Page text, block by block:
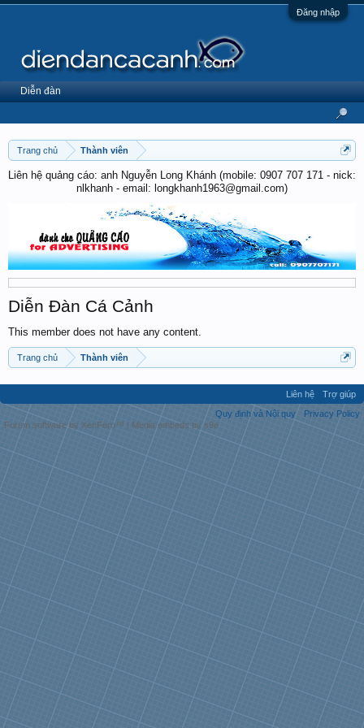
Đăng nhập
Trang chủ Thành viên
Liên hệ quảng cáo: anh Nguyễn Long Khánh (mobile: 0907 707 171 - nick:
nlkhanh - email: longkhanh1963@gmail.com)
Diễn Đàn Cá Cảnh
This member does not have any content.
Trang chủ Thành viên
Diễn đàn
Liên hệ
Trợ giúp
Quy định và Nội quy
Privacy Policy
Forum software by XenForo™ | Media embeds by s9e